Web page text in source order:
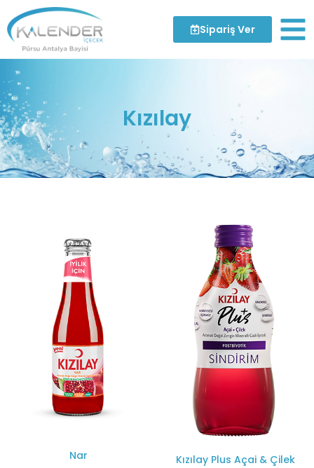
Sipariş Ver
Kızılay
Nar Kızılay Plus Açai & Çilek